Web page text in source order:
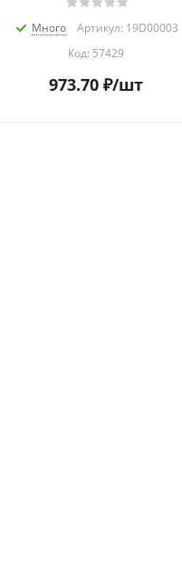
Много
Артикул: 19D00003
Код: 57429
973.70₽/шт